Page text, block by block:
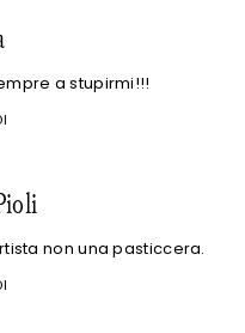
a stupirmi!!!
non una pasticcera.